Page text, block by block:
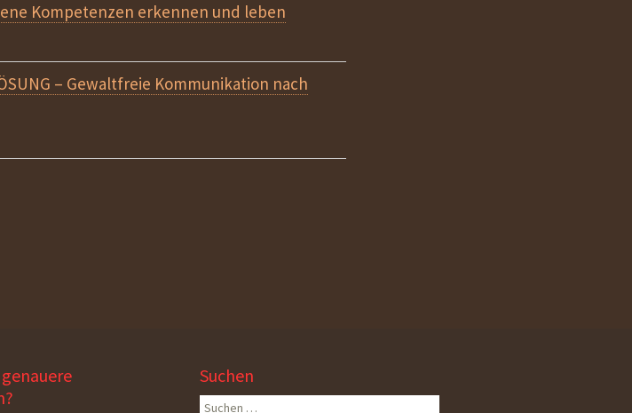
Kompetenzen erkennen und leben
– Gewaltfreie Kommunikation nach
Suchen
Suchen